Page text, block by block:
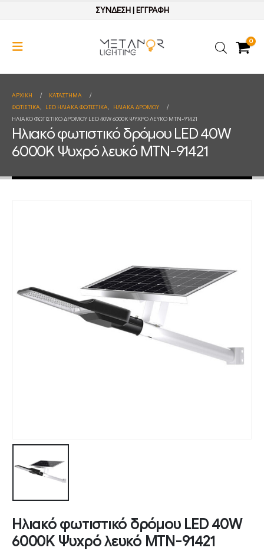
ΣΥΝΔΕΣΗ| ΕΓΓΡΑΦΗ
0
ΑΡΧΙΚΉ
ΚΑΤΆΣΤΗΜΑ
ΦΩΤΙΣΤΙΚΑ, LED ΗΛΙΑΚΑ ΦΩΤΙΣΤΙΚΑ,
ΗΛΙΑΚΑ ΔΡΟΜΟΥ
ΗΛΙΑΚΌ ΦΩΤΙΣΤΙΚΌ ΔΡΌΜΟΥ LED 40W 6000K ΨΥΧΡΌ ΛΕΥΚΌ MTN-91421
Ηλιακό φωτιστικό δρόμου LED 40W
6000K Ψυχρό λευκό MTN-91421
Ηλιακό φωτιστικό δρόμου LED 40W
6000K Ψυχρό λευκό MTN-91421